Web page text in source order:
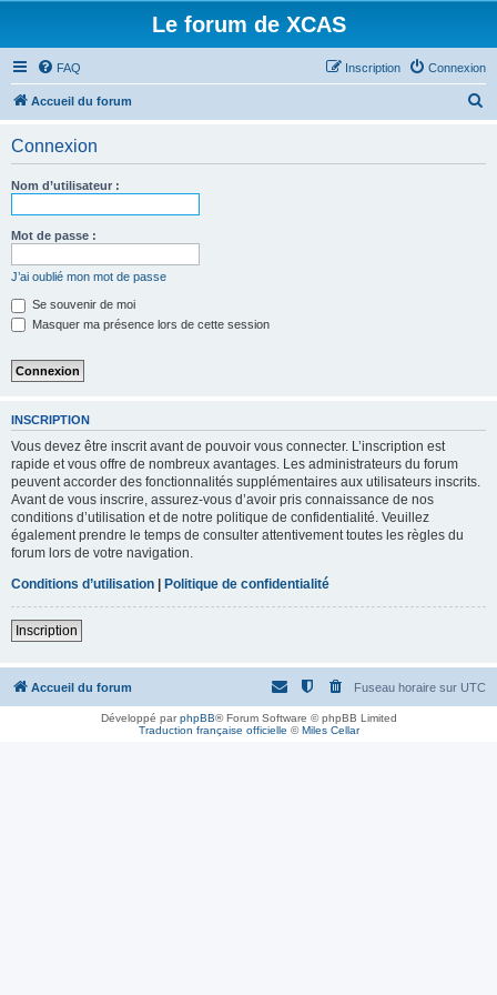
Le forum de XCAS
FAQ Connexion
Inscription
Accueil du forum
Connexion
Nom d’utilisateur :
Mot de passe :
J’ai oublié mon mot de passe
Se souvenir de moi
Masquer ma présence lors de cette session
INSCRIPTION
Vous devez être inscrit avant de pouvoir vous connecter. L’inscription est
rapide et vous offre de nombreux avantages. Les administrateurs du forum
peuvent accorder des fonctionnalités supplémentaires aux utilisateurs inscrits.
Avant de vous inscrire, assurez-vous d’avoir pris connaissance de nos
conditions d’utilisation et de notre politique de confidentialité. Veuillez
également prendre le temps de consulter attentivement toutes les règles du
forum lors de votre navigation.
Conditions d’utilisation | Politique de confidentialité
Inscription
Accueil du forum Fuseau horaire sur UTC
Développé parphpBB® Forum Software © phpBB Limited
Traduction française officielle ©Miles Cellar